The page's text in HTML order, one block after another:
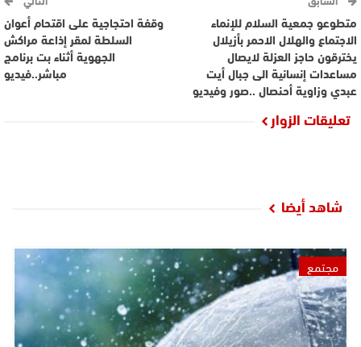
متطوعو جمعية السلام للإنماء
الاجتماع والهلال الاحمر بأزيلال
يخترقون حاجز العزلة لايصال
مساعدات إنسانية الى جبال أيت
عبدي وزاوية أحنصال ..صور وفيديو
وقفة احتجاجية على اقتحام أعوان
السلطة لمقر إذاعة مراكش
الجهوية أثناء بت برنامج
مباشر..فيديو
تعليقات الزوار
شاهد أيضا
مجتمع